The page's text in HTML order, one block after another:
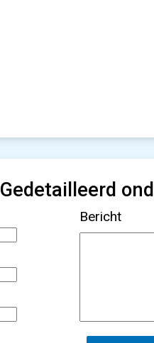
Gedetailleerd
Bericht